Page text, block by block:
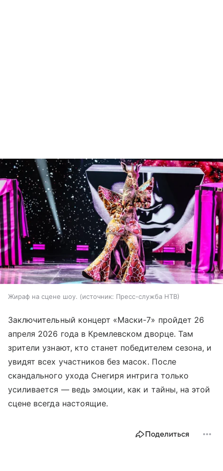
Жираф на сцене шоу. источник: Пресс-служба НТВ
Заключительный концерт «Маски-7» пройдет 26
апреля 2026 года в Кремлевском дворце. Там
зрители узнают, кто станет победителем сезона, и
увидят всех участников без масок. После
скандального ухода Снегиря интрига только
усиливается — ведь эмоции, как и тайны, на этой
сцене всегда настоящие.
Поделиться